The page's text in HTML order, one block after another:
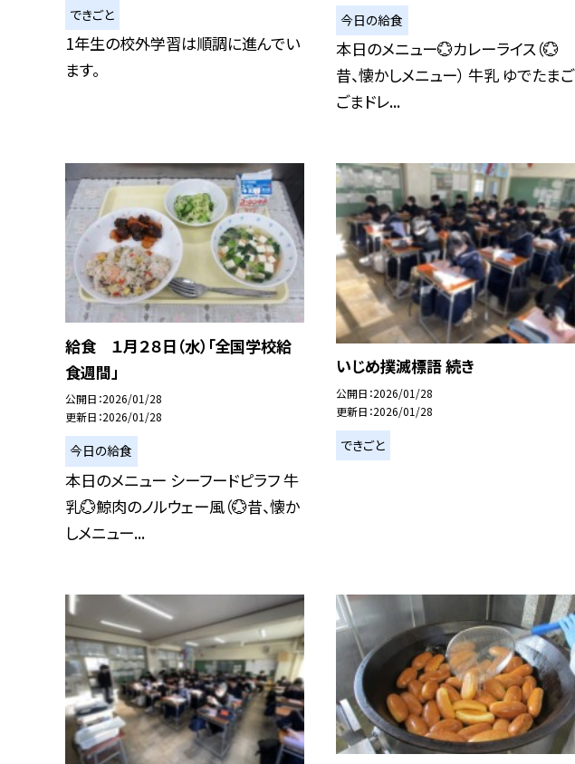
できごと
1年生の校外学習は順調に進んでい
ます。
今日の給食
本日のメニュー💮カレーライス（💮
昔、懐かしメニュー） 牛乳 ゆでたまご
ごまドレ...
給食 １月２８日（水）「全国学校給
食週間」
公開日 2026/01/28
更新日 2026/01/28
今日の給食
本日のメニュー シーフードピラフ 牛
乳💮鯨肉のノルウェー風（💮昔、懐か
しメニュー...
いじめ撲滅標語 続き
公開日 2026/01/28
更新日 2026/01/28
できごと